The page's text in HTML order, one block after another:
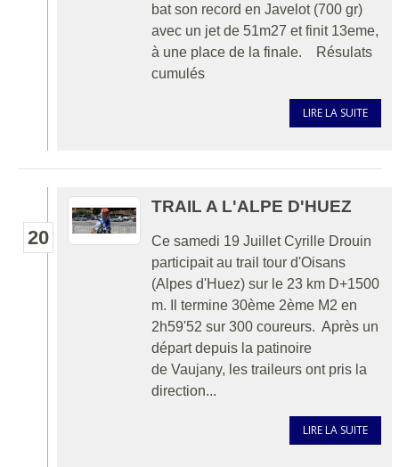
bat son record en Javelot (700 gr)
avec un jet de 51m27 et finit 13eme,
à une place de la finale. Résulats
cumulés
LIRE LA SUITE
20
TRAIL A L'ALPE D'HUEZ
Ce samedi 19 Juillet Cyrille Drouin
participait au trail tour d'Oisans
(Alpes d'Huez) sur le 23 km D+1500
m. Il termine 30ème 2ème M2 en
2h59'52 sur 300 coureurs. Après un
départ depuis la patinoire
de Vaujany, les traileurs ont pris la
direction...
LIRE LA SUITE